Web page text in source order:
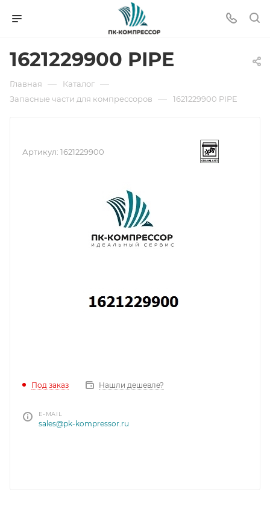
1621229900 PIPE
Главная — Каталог —
Запасные части для компрессоров — 1621229900 PIPE
Артикул: 1621229900
Под заказ Нашли дешевле?
E-MAIL
sales@pk-kompressor.ru